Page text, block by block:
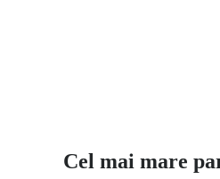
Cel mai mare